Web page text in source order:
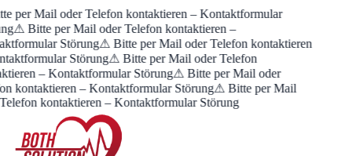
per Mail oder Telefon kontaktieren – Kontaktformular
⚠ Bitte per Mail oder Telefon kontaktieren –
Störung⚠ Bitte per Mail oder Telefon kontaktieren
Störung⚠ Bitte per Mail oder Telefon
– Kontaktformular Störung⚠ Bitte per Mail oder
kontaktieren – Kontaktformular Störung⚠ Bitte per Mail
kontaktieren – Kontaktformular Störung